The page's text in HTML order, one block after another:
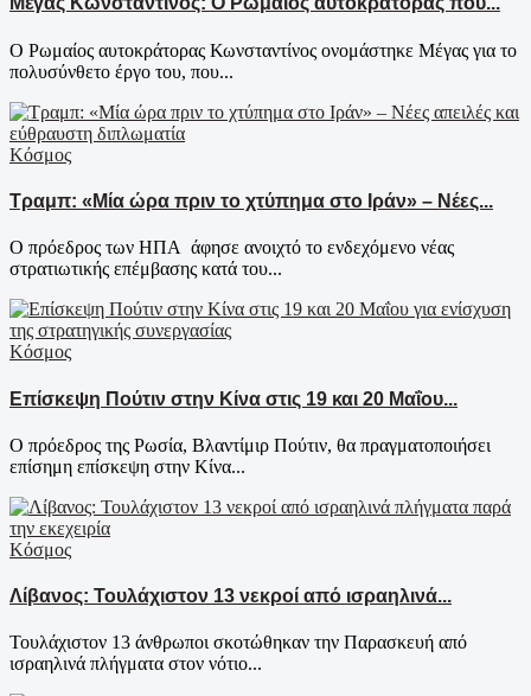
Ο Ρωμαίος αυτοκράτορας Κωνσταντίνος ονομάστηκε Μέγας για το
πολυσύνθετο έργο του, που...
Κόσμος
Τραμπ: «Μία ώρα πριν το χτύπημα στο Ιράν» – Νέες...
Ο πρόεδρος των ΗΠΑ άφησε ανοιχτό το ενδεχόμενο νέας
στρατιωτικής επέμβασης κατά του...
Κόσμος
Επίσκεψη Πούτιν στην Κίνα στις 19 και 20 Μαΐου...
Ο πρόεδρος της Ρωσία, Βλαντίμιρ Πούτιν, θα πραγματοποιήσει
επίσημη επίσκεψη στην Κίνα...
Κόσμος
Λίβανος: Τουλάχιστον 13 νεκροί από ισραηλινά...
Τουλάχιστον 13 άνθρωποι σκοτώθηκαν την Παρασκευή από
ισραηλινά πλήγματα στον νότιο...